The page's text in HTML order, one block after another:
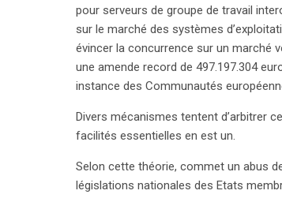
pour serveurs de groupe de travail
sur le marché des systèmes
évincer la concurrence sur un marché
une amende record de 497.197.304
instance des Communautés
Divers mécanismes tentent d’arbitrer
facilités essentielles en est un.
Selon cette théorie, commet un abus
législations nationales des Etats